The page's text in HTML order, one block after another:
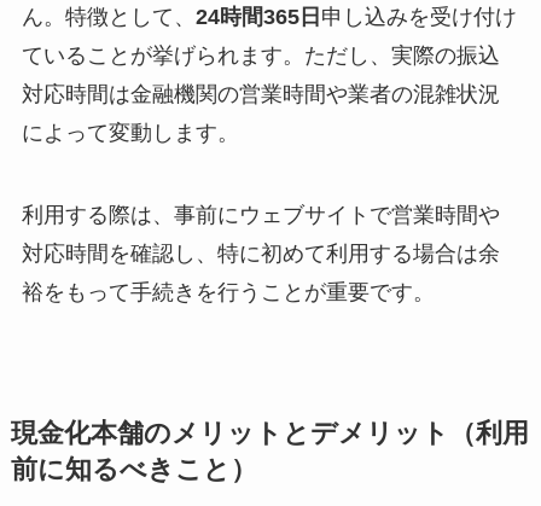
ん。特徴として、 24時間365日 申し込みを受け付け
ていることが挙げられます。ただし、実際の振込
対応時間は金融機関の営業時間や業者の混雑状況
によって変動します。
利用する際は、事前にウェブサイトで営業時間や
対応時間を確認し、特に初めて利用する場合は余
裕をもって手続きを行うことが重要です。
現金化本舗のメリットとデメリット（利用
前に知るべきこと）